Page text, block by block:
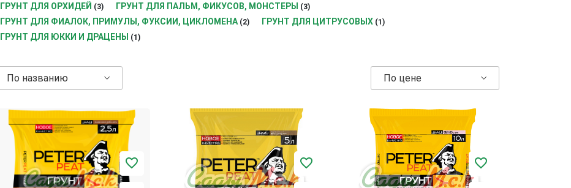
ГРУНТ ДЛЯ ОРХИДЕЙ (3) ГРУНТ ДЛЯ ПАЛЬМ, ФИКУСОВ, МОНСТЕРЫ (3)
ГРУНТ ДЛЯ ФИАЛОК, ПРИМУЛЫ, ФУКСИИ, ЦИКЛОМЕНА (2) ГРУНТ ДЛЯ ЦИТРУСОВЫХ (1)
ГРУНТ ДЛЯ ЮККИ И ДРАЦЕНЫ (1)
По названию По цене